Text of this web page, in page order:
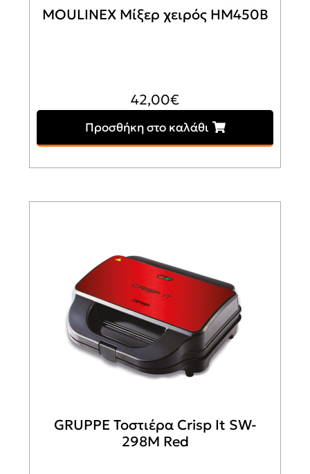
MOULINEX Μίξερ χειρός HM450B
42,00€
Προσθήκη στο καλάθι
GRUPPE Τοστιέρα Crisp It SW-
298M Red